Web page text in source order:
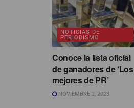
NOTICIAS DE
PERIODISMO
Conoce la lista oficial
de ganadores de ‘Los
mejores de PR’
NOVIEMBRE 2, 2023